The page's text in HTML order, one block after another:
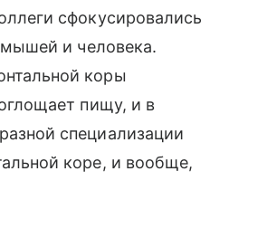
сфокусировались
мышей и человека.
коры
пищу, и в
специализации
коре, и вообще,